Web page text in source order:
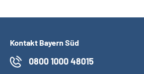
Kontakt Bayern Süd
0800 1000 48015